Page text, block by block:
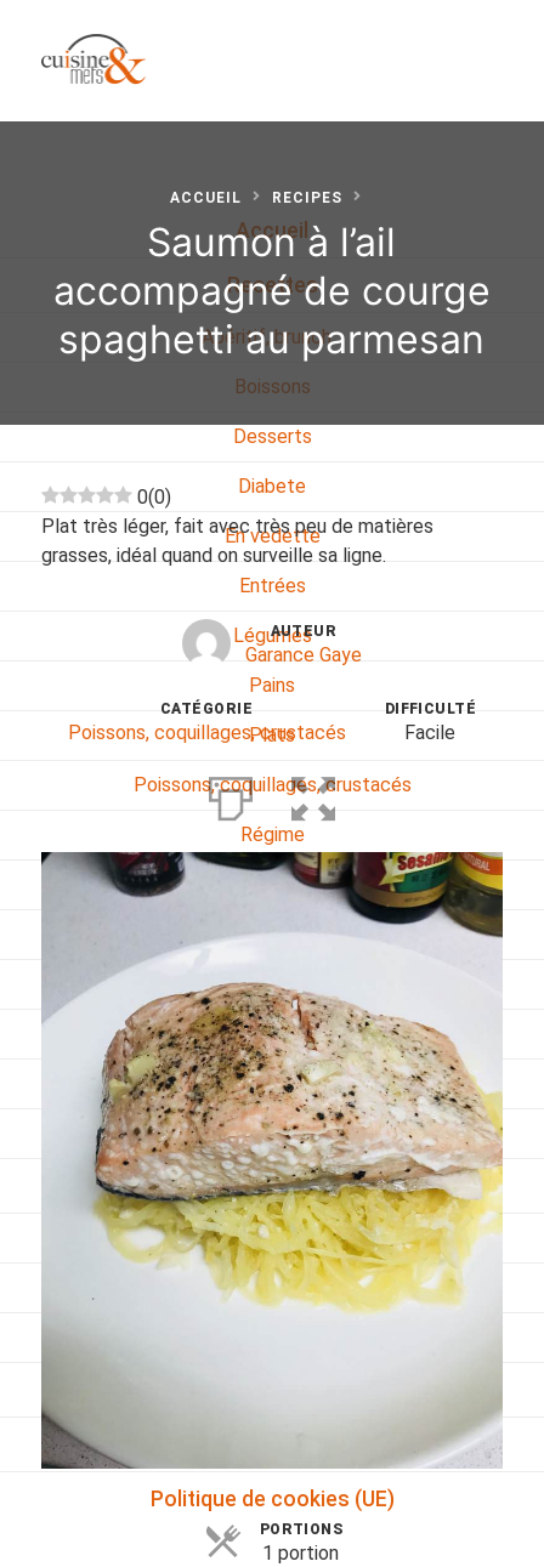
Accueil
Recettes
Apéritif, brunch…
Boissons
Desserts
Diabete
En vedette
Entrées
Légumes
Pains
Plats
Poissons, coquillages, crustacés
Régime
Sans gluten
Sans lactose
Sans sel
Sauces et accompagnements
Végétarien
Viandes
Pratique
Mesures conversions
Lexique des différents termes de cuisine
Politique de cookies (UE)
ACCUEIL RECIPES
Saumon à l’ail
accompagné de courge
spaghetti au parmesan
0(0)
Plat très léger, fait avec très peu de matières
grasses, idéal quand on surveille sa ligne.
AUTEUR
Garance Gaye
CATÉGORIE
Poissons, coquillages, crustacés
DIFFICULTÉ
Facile
PORTIONS
1 portion